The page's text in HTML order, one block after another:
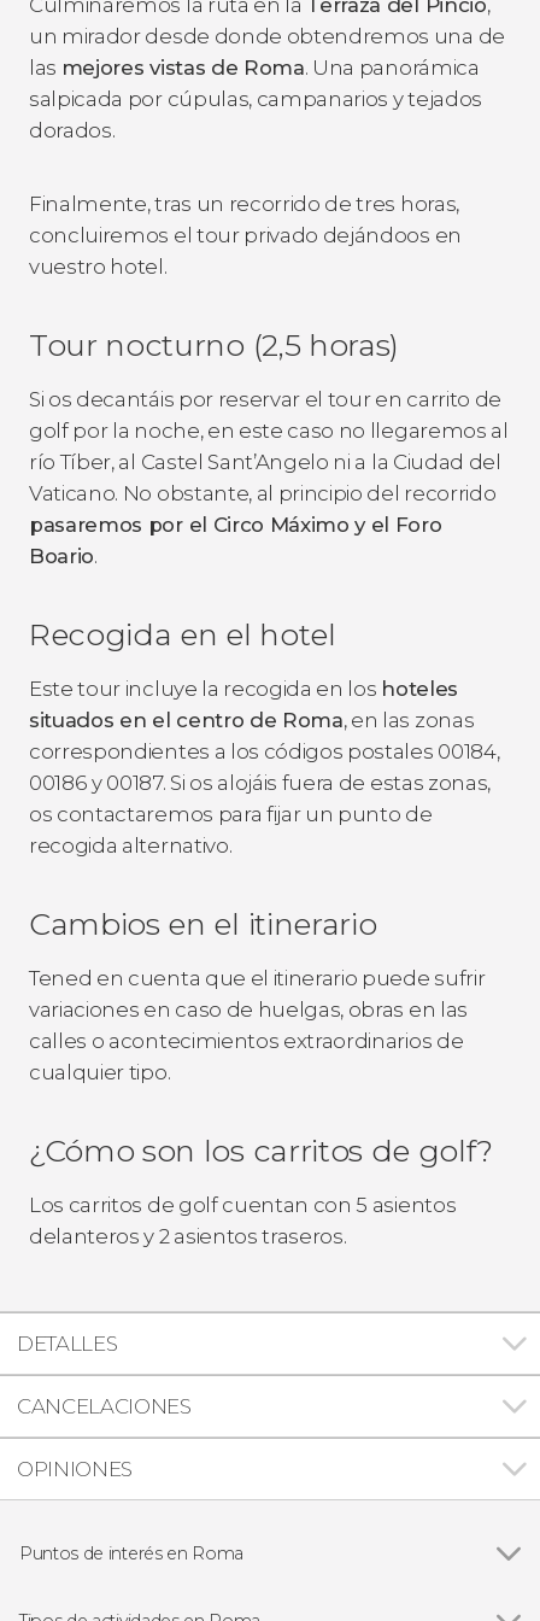
un mirador desde donde obtendremos una de
las mejores vistas de Roma. Una panorámica
salpicada por cúpulas, campanarios y tejados
dorados.
Finalmente, tras un recorrido de tres horas,
concluiremos el tour privado dejándoos en
vuestro hotel.
Tour nocturno (2,5 horas)
Si os decantáis por reservar el tour en carrito de
golf por la noche, en este caso no llegaremos al
río Tíber, al Castel Sant’Angelo ni a la Ciudad del
Vaticano. No obstante, al principio del recorrido
pasaremos por el Circo Máximo y el Foro
Boario.
Recogida en el hotel
Este tour incluye la recogida en los hoteles
situados en el centro de Roma, en las zonas
correspondientes a los códigos postales 00184,
00186 y 00187. Si os alojáis fuera de estas zonas,
os contactaremos para fijar un punto de
recogida alternativo.
Cambios en el itinerario
Tened en cuenta que el itinerario puede sufrir
variaciones en caso de huelgas, obras en las
calles o acontecimientos extraordinarios de
cualquier tipo.
¿Cómo son los carritos de golf?
Los carritos de golf cuentan con 5 asientos
delanteros y 2 asientos traseros.
DETALLES
CANCELACIONES
OPINIONES
Puntos de interés en Roma